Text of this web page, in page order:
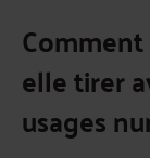
elle tirer
usages